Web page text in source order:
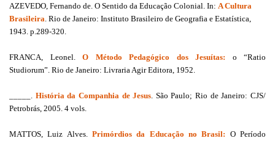
AZEVEDO, Fernando de. O Sentido da Educação Colonial. In: A Cultura
Brasileira . Rio de Janeiro: Instituto Brasileiro de Geografia e Estatística,
1943. p.289-320.
FRANCA, Leonel. O Método Pedagógico dos Jesuítas: o “Ratio
Studiorum”. Rio de Janeiro: Livraria Agir Editora, 1952.
História da Companhia de Jesus . São Paulo; Rio de Janeiro: CJS/
Petrobrás, 2005. 4 vols.
MATTOS, Luiz Alves. Primórdios da Educação no Brasil: O Período